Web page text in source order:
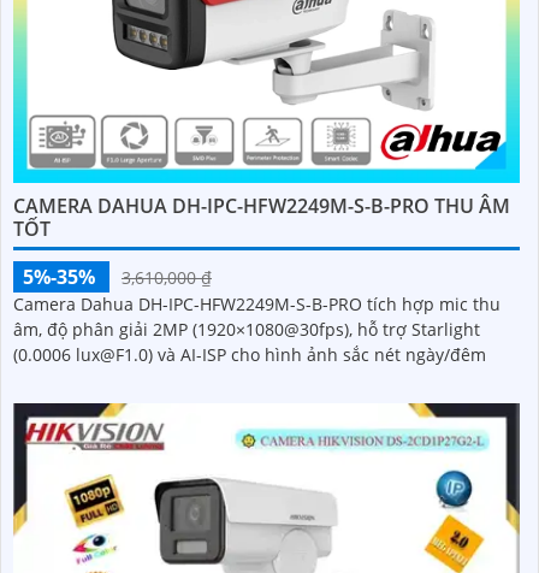
CAMERA DAHUA DH-IPC-HFW2249M-S-B-PRO THU ÂM
TỐT
5%-35%
3,610,000 ₫
Camera Dahua DH-IPC-HFW2249M-S-B-PRO tích hợp mic thu
âm, độ phân giải 2MP (1920×1080@30fps), hỗ trợ Starlight
(0.0006 lux@F1.0) và AI-ISP cho hình ảnh sắc nét ngày/đêm